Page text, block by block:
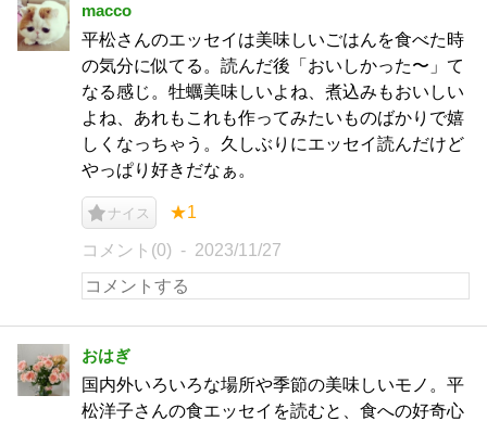
macco
平松さんのエッセイは美味しいごはんを食べた時
の気分に似てる。読んだ後「おいしかった〜」て
なる感じ。牡蠣美味しいよね、煮込みもおいしい
よね、あれもこれも作ってみたいものばかりで嬉
しくなっちゃう。久しぶりにエッセイ読んだけど
やっぱり好きだなぁ。
ナイス ★1
コメント(0) 2023/11/27
おはぎ
国内外いろいろな場所や季節の美味しいモノ。平
松洋子さんの食エッセイを読むと、食への好奇心